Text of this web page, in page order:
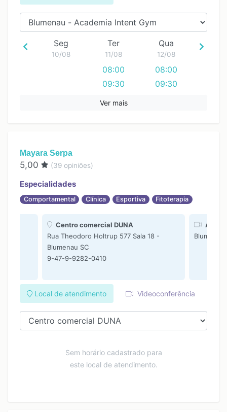
Seg
10/08
Ter
11/08
08:00
09:30
11:00
Qua
12/08
08:00
09:30
Ver mais
Mayara Serpa
5,00 (39 opiniões)
Especialidades
Comportamental Clínica Esportiva Fitoterapia
Centro comercial DUNA
Rua Theodoro Holtrup 577 Sala 18 -
Blumenau SC
9-47-9-9282-0410
Blumenau
Local de atendimento Videoconferência
Sem horário cadastrado para
este local de atendimento.